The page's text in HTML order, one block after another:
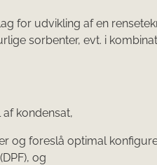
for udvikling af en
sorbenter, evt. i
kondensat,
og foreslå optimal
og